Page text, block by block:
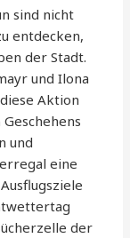
sind nicht
entdecken,
der Stadt.
und Ilona
Aktion
und
eine
der